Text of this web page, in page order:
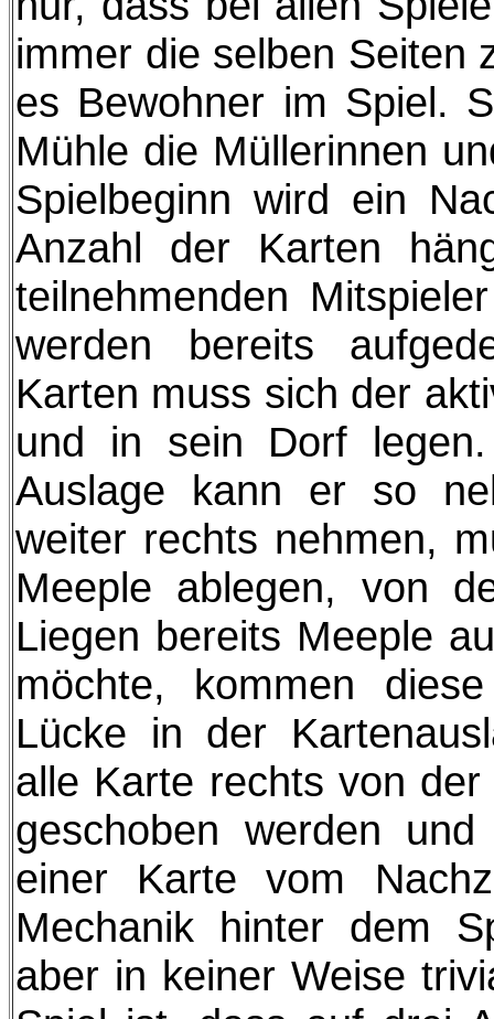
immer die selben Seiten
es Bewohner im Spiel.
Mühle die Müllerinnen
Spielbeginn wird ein
Anzahl der Karten
teilnehmenden
werden bereits
Karten muss sich der
und in sein Dorf
Auslage kann er so
weiter rechts nehmen,
Meeple ablegen, von
Liegen bereits Meeple
möchte, kommen
Lücke in der
alle Karte rechts von
geschoben werden
einer Karte vom
Mechanik hinter dem
aber in keiner Weise